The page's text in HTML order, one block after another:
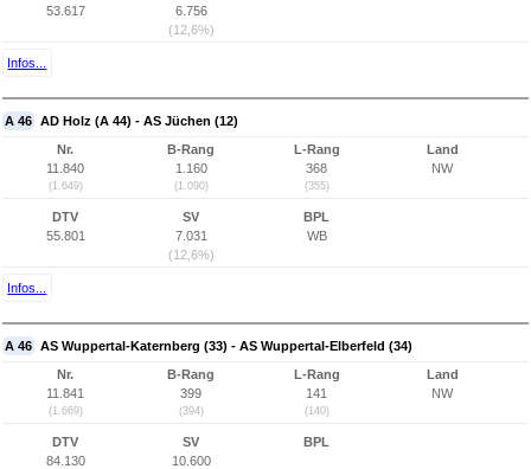
53.617
6.756
(12,6%)
Infos...
A 46 AD Holz (A 44) - AS Jüchen (12)
Nr.
11.840
(1.649)
B-Rang
1.160
(1.090)
L-Rang
368
(355)
Land
NW
DTV
55.801
SV
7.031
(12,6%)
BPL
WB
Infos...
A 46 AS Wuppertal-Katernberg (33) - AS Wuppertal-Elberfeld (34)
Nr.
11.841
(1.669)
B-Rang
399
(394)
L-Rang
141
(140)
Land
NW
DTV
84.130
SV
10.600
BPL